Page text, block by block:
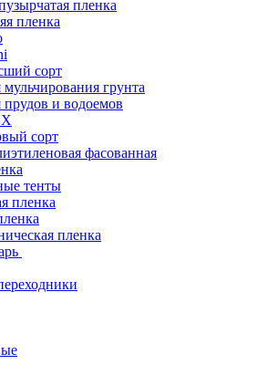
пленка
пленка
сорт
грунта
и водоемов
сорт
фасованная
тенты
пленка
пленка